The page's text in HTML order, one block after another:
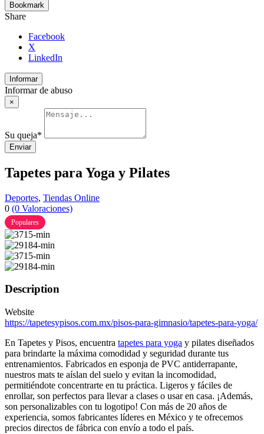
Bookmark
Share
Facebook
X
LinkedIn
Informar
Informar de abuso
×
Su queja*
Enviar
Tapetes para Yoga y Pilates
Deportes, Tiendas Online
0 (0 Valoraciones)
Populares
Description
Website
https://tapetesypisos.com.mx/pisos-para-gimnasio/tapetes-para-yoga/
En Tapetes y Pisos, encuentra tapetes para yoga y pilates diseñados
para brindarte la máxima comodidad y seguridad durante tus
entrenamientos. Fabricados en esponja de PVC antiderrapante,
nuestros mats te aíslan del suelo y evitan la incomodidad,
permitiéndote concentrarte en tu práctica. Ligeros y fáciles de
enrollar, son perfectos para llevar a clases o usar en casa. ¡Además,
son personalizables con tu logotipo! Con más de 20 años de
experiencia, somos fabricantes líderes en México y te ofrecemos
precios directos de fábrica con envío a todo el país.